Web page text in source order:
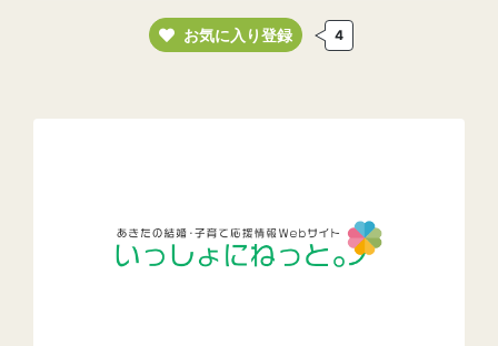
お気に入り登録 4